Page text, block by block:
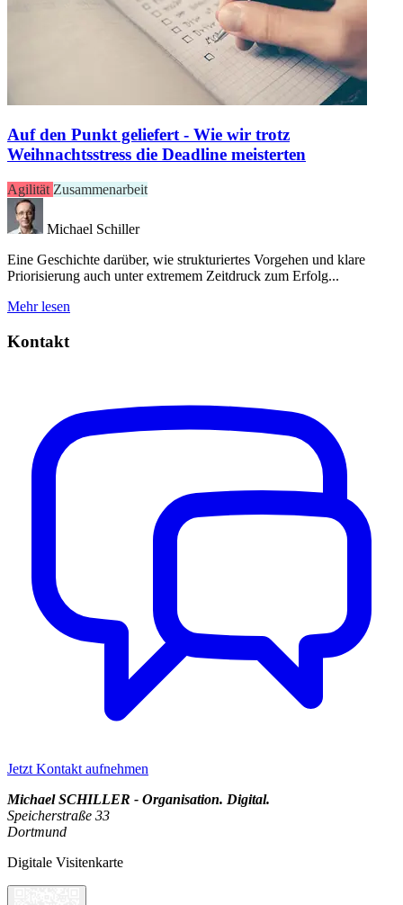
Auf den Punkt geliefert - Wie wir trotz
Weihnachtsstress die Deadline meisterten
Agilität Zusammenarbeit
Michael Schiller
Eine Geschichte darüber, wie strukturiertes Vorgehen und klare
Priorisierung auch unter extremem Zeitdruck zum Erfolg...
Mehr lesen
Kontakt
Jetzt Kontakt aufnehmen
Michael SCHILLER - Organisation. Digital.
Speicherstraße 33
Dortmund
Digitale Visitenkarte